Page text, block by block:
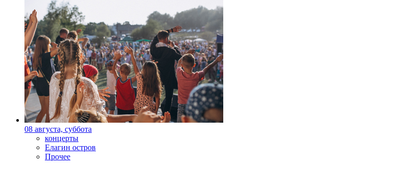
08 августа, суббота
концерты
Елагин остров
Прочее